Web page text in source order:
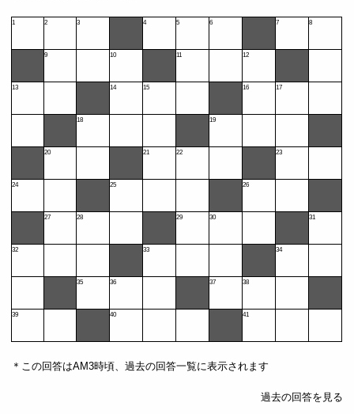
1 2 3 4 5 6 7 8
9 10 11 12
13 14 15 16 17
18 19
20 21 22 23
24 25 26
27 28 29 30 31
32 33 34
35 36 37 38
39 40 41
＊この回答はAM3時頃、過去の回答一覧に表示されます
過去の回答を見る